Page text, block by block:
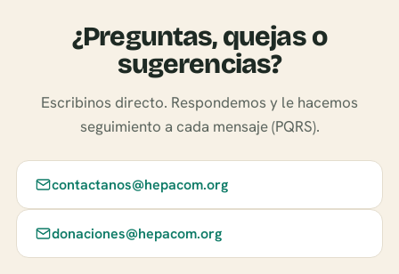
¿Preguntas, quejas o
sugerencias?
Escribinos directo. Respondemos y le hacemos
seguimiento a cada mensaje (PQRS).
contactanos@hepacom.org
donaciones@hepacom.org